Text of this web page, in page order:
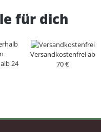
für dich
24
Versandkostenfrei ab
70 €